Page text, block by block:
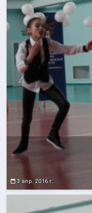
3 апр. 2016 г.